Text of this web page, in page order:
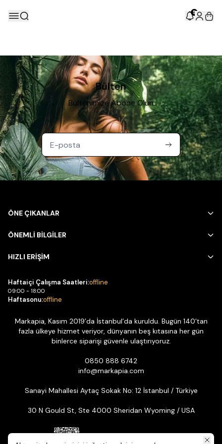
5
Bülten
Bültenimize Abone Olun
ÖNE ÇIKANLAR
ÖNEMLİ BİLGİLER
HIZLI ERİŞİM
Haftaiçi Çalışma Saatleri:offline
09:00 - 18:00
Haftasonu:offline
Markapia, Kasım 2019’da İstanbul’da kuruldu. Bugün 140’tan
fazla ülkeye hizmet veriyor, dünyanın beş kıtasına her gün
binlerce siparişi güvenle ulaştırıyoruz.
0850 888 6742
info@markapia.com
Sanayi Mahallesi Aytaç Sokak No: 12 İstanbul / Türkiye
30 N Gould St, Ste 4000 Sheridan Wyoming / USA